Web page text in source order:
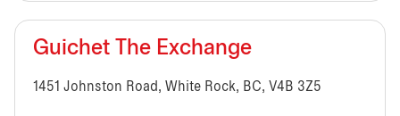
Guichet The Exchange
1451 Johnston Road, White Rock, BC, V4B 3Z5